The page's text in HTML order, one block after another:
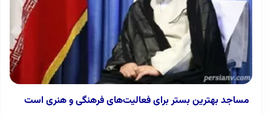
مساجد بهترین بستر برای فعالیت‌های فرهنگی و هنری است